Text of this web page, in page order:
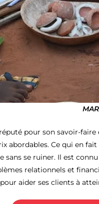
pour son savoir-
abordables. Ce qui en
sans se ruiner. Il est
relationnels et
aider ses clients à